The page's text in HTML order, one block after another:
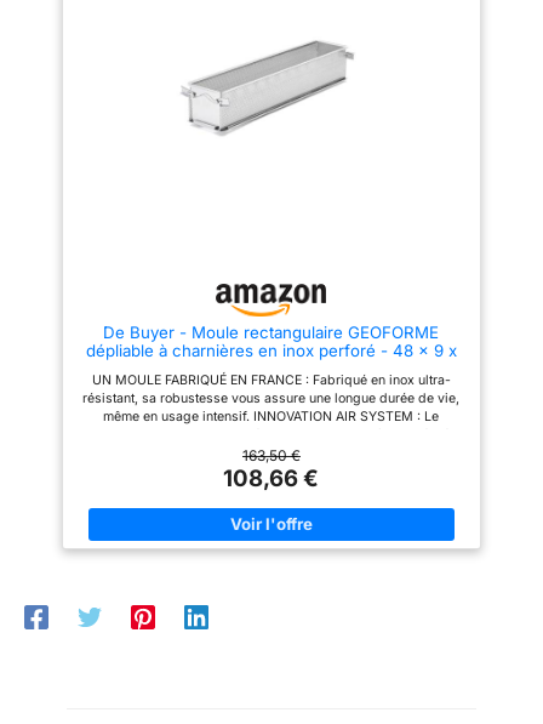
aucun risque d'égarement de
pièces. Il est également doté de
bords plats, qui vous permettra
de border la pâte des pâtés en
de très nombreux avantages : il
est non-démontable, ainsi
aucun risque d'égarement de
pièces. Il est également doté de
De Buyer - Moule rectangulaire GEOFORME
dépliable à charnières en inox perforé - 48 x 9 x
8,5 cm -, Gris
UN MOULE FABRIQUÉ EN FRANCE : Fabriqué en inox ultra-
résistant, sa robustesse vous assure une longue durée de vie,
même en usage intensif. INNOVATION AIR SYSTEM : Le
De Buyer est une innovation qui vous change la vie et facilite la
préparation de vos cakes salés ou sucrés, de vos pâtés en
croûte ou encore pains d'épices. SANS PFAS : Ce moule est
sans PFAS, vous n'avez donc aucun souci à vous faire
concernant les substances nocives. PRATIQUE : Sa conception
tout-en-un présente de très nombreux avantages : il est non-
163,50 €
108,66 €